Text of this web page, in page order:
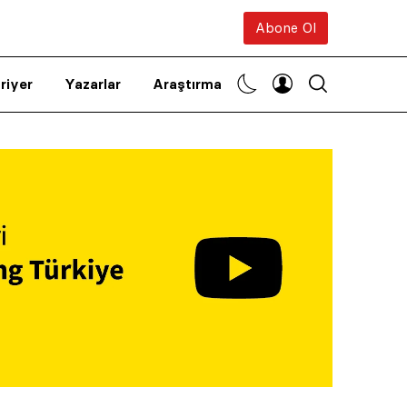
Abone Ol
Yazarlar Araştırma